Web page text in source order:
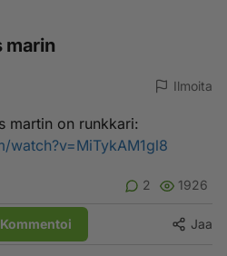
marin
Ilmoita
martin on runkkari:
2 1926
Kommentoi Jaa